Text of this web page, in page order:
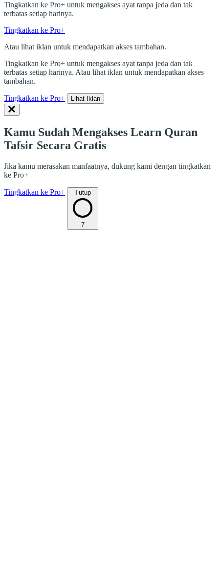
Tingkatkan ke Pro+ untuk mengakses ayat tanpa jeda dan tak
terbatas setiap harinya.
Tingkatkan ke Pro+
Atau lihat iklan untuk mendapatkan akses tambahan.
Tingkatkan ke Pro+ untuk mengakses ayat tanpa jeda dan tak
terbatas setiap harinya. Atau lihat iklan untuk mendapatkan akses
tambahan.
Tingkatkan ke Pro+ Lihat Iklan
Kamu Sudah Mengakses Learn Quran
Tafsir Secara Gratis
Jika kamu merasakan manfaatnya, dukung kami dengan tingkatkan
ke Pro+
Tingkatkan ke Pro+ Tutup
7